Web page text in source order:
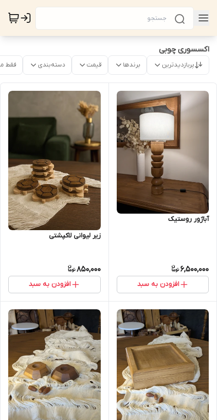
اکسسوری چوبی
پربازدیدترین برندها قیمت دسته‌بندی فقط
آباژور روستیک
6,500,000
افزودن به سبد
زیر لیوانی لاکپشتی
850,000
افزودن به سبد